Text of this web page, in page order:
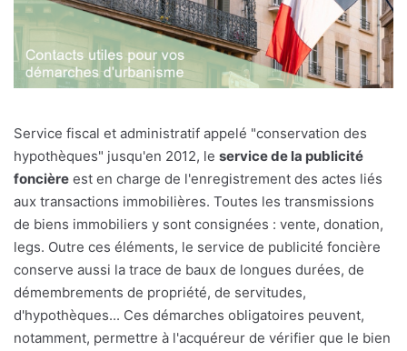
Service fiscal et administratif appelé "conservation des
hypothèques" jusqu'en 2012, le service de la publicité
foncière est en charge de l'enregistrement des actes liés
aux transactions immobilières. Toutes les transmissions
de biens immobiliers y sont consignées : vente, donation,
legs. Outre ces éléments, le service de publicité foncière
conserve aussi la trace de baux de longues durées, de
démembrements de propriété, de servitudes,
d'hypothèques... Ces démarches obligatoires peuvent,
notamment, permettre à l'acquéreur de vérifier que le bien